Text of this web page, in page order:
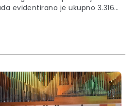
evidentirano je ukupno 3.316